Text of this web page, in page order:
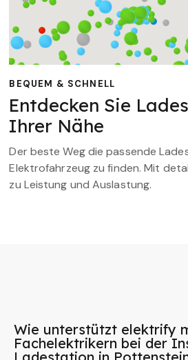
BEQUEM & SCHNELL
Entdecken Sie
Ihrer Nähe
Der beste Weg die passende
Elektrofahrzeug zu finden. Mit
zu Leistung und Auslastung.
Wie unterstützt elektrify
Fachelektrikern bei der